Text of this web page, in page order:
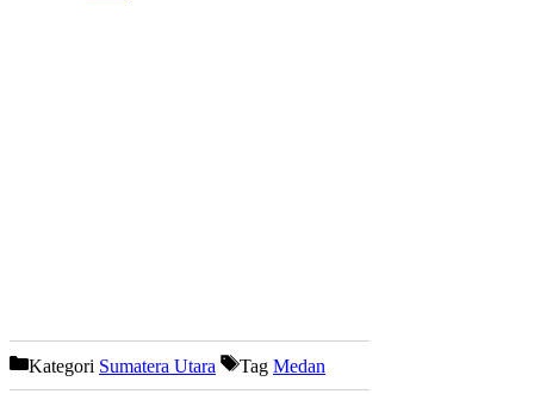
Kategori Sumatera Utara Tag Medan